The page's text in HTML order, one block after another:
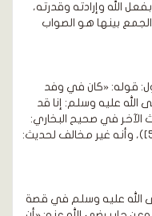
الله وإرادته وقدرته،
بينها هو الصواب
قوله: «كان في وفد
عليه وسلم: إنا قد
للحديث الآخر في صحيح البخاري:
«وفِرَّ من المجذوم كما تفرّ من الأسد»([5])، وأنه غير مخالف لحديث:
الله عليه وسلم في قصة